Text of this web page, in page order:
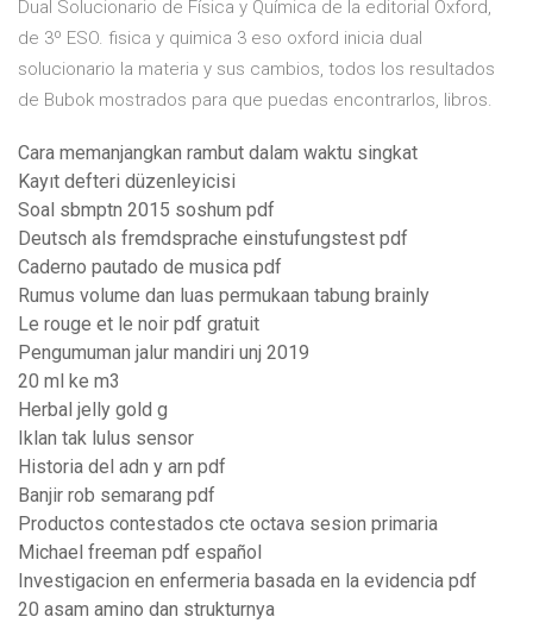
Dual Solucionario de Física y Química de la editorial Oxford,
de 3º ESO. fisica y quimica 3 eso oxford inicia dual
solucionario la materia y sus cambios, todos los resultados
de Bubok mostrados para que puedas encontrarlos, libros.
Cara memanjangkan rambut dalam waktu singkat
Kayıt defteri düzenleyicisi
Soal sbmptn 2015 soshum pdf
Deutsch als fremdsprache einstufungstest pdf
Caderno pautado de musica pdf
Rumus volume dan luas permukaan tabung brainly
Le rouge et le noir pdf gratuit
Pengumuman jalur mandiri unj 2019
20 ml ke m3
Herbal jelly gold g
Iklan tak lulus sensor
Historia del adn y arn pdf
Banjir rob semarang pdf
Productos contestados cte octava sesion primaria
Michael freeman pdf español
Investigacion en enfermeria basada en la evidencia pdf
20 asam amino dan strukturnya